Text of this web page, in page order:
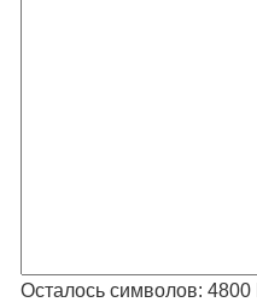
Осталось символов: 4800